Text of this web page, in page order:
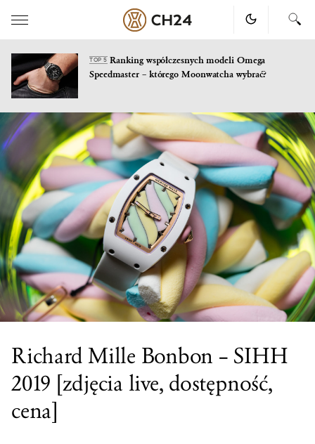
Skip
to
content
TOP 5Ranking współczesnych modeli Omega
Speedmaster – którego Moonwatcha wybrać?
Richard Mille Bonbon – SIHH
2019 [zdjęcia live, dostępność,
cena]